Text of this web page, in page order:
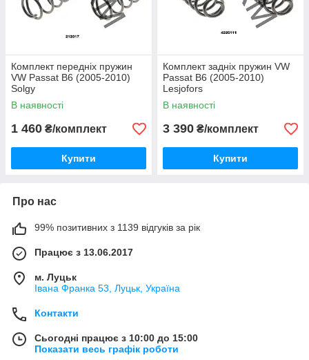
Комплект передніх пружин
VW Passat B6 (2005-2010)
Solgy
В наявності
1 460 ₴/комплект
Купити
Комплект задніх пружин VW
Passat B6 (2005-2010)
Lesjofors
В наявності
3 390 ₴/комплект
Купити
Про нас
99% позитивних з 1139 відгуків за рік
Працює з 13.06.2017
м. Луцьк
Івана Франка 53, Луцьк, Україна
Контакти
Сьогодні працює з 10:00 до 15:00
Показати весь графік роботи